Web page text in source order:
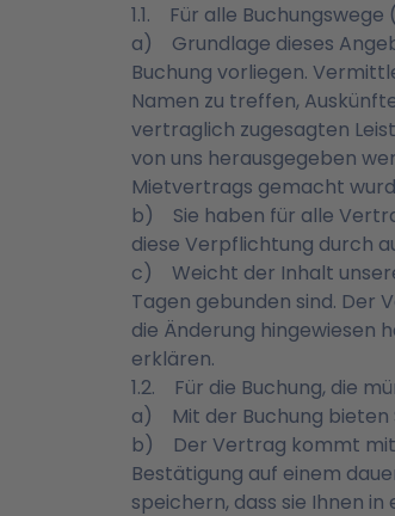
1.1. Für alle
a) Grundlage dieses
Buchung vorliegen.
Namen zu treffen,
vertraglich zugesagten
von uns herausgegeben
Mietvertrags gemacht
b) Sie haben für alle
diese Verpflichtung durch
c) Weicht der Inhalt
Tagen gebunden sind. Der
die Änderung hingewiesen
erklären.
1.2. Für die Buchung, die
a) Mit der Buchung bieten
b) Der Vertrag kommt mit
Bestätigung auf einem
speichern, dass sie Ihnen